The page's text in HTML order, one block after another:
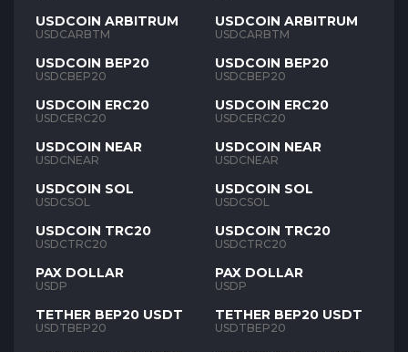
USDCOIN ARBITRUM
USDCARBTM
USDCOIN BEP20
USDCBEP20
USDCOIN ERC20
USDCERC20
USDCOIN NEAR
USDCNEAR
USDCOIN SOL
USDCSOL
USDCOIN TRC20
USDCTRC20
PAX DOLLAR
USDP
TETHER BEP20 USDT
USDTBEP20
USDCOIN ARBITRUM
USDCARBTM
USDCOIN BEP20
USDCBEP20
USDCOIN ERC20
USDCERC20
USDCOIN NEAR
USDCNEAR
USDCOIN SOL
USDCSOL
USDCOIN TRC20
USDCTRC20
PAX DOLLAR
USDP
TETHER BEP20 USDT
USDTBEP20